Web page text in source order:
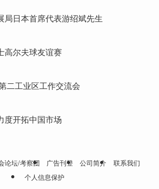
局日本首席代表游绍斌先生
高尔夫球友谊赛
二工业区工作交流会
度开拓中国市场
论坛/考察团 广告刊登 公司简介
联系我们
个人信息保护